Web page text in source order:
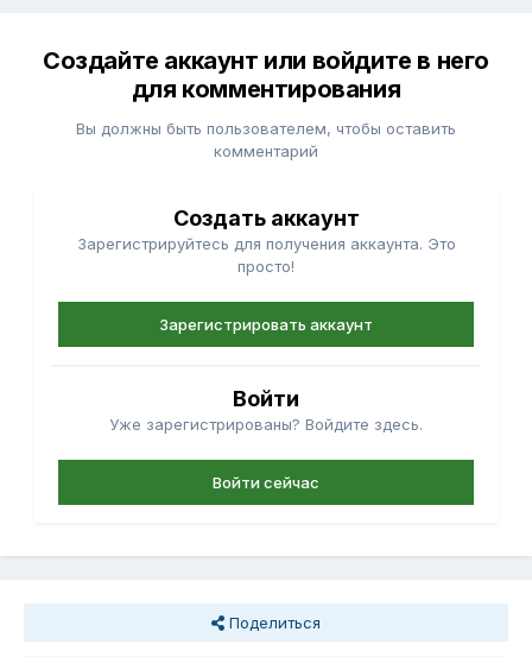
Создайте аккаунт или войдите в него
для комментирования
Вы должны быть пользователем, чтобы оставить
комментарий
Создать аккаунт
Зарегистрируйтесь для получения аккаунта. Это
просто!
Зарегистрировать аккаунт
Войти
Уже зарегистрированы? Войдите здесь.
Войти сейчас
Поделиться